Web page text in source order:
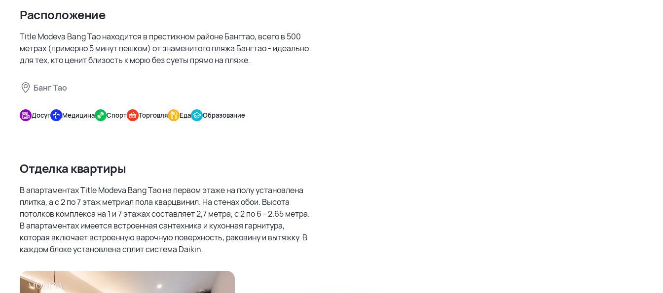
Расположение
Title Modeva Bang Tao находится в престижном районе Бангтао, всего в 500
метрах (примерно 5 минут пешком) от знаменитого пляжа Бангтао - идеально
для тех, кто ценит близость к морю без суеты прямо на пляже.
Банг Тао
Modeva
Bang Tao
3 км
5 км
Досуг Медицина Спорт Торговля Еда Образование
Отделка квартиры
В апартаментах Title Modeva Bang Tao на первом этаже на полу установлена
плитка, а с 2 по 7 этаж метриал пола кварцвинил. На стенах обои. Высота
потолков комплекса на 1 и 7 этажах составляет 2,7 метра, с 2 по 6 - 2.65 метра.
В апартаментах имеется встроенная сантехника и кухонная гарнитура,
которая включает встроенную варочную поверхность, раковину и вытяжку. В
каждом блоке установлена сплит система Daikin.